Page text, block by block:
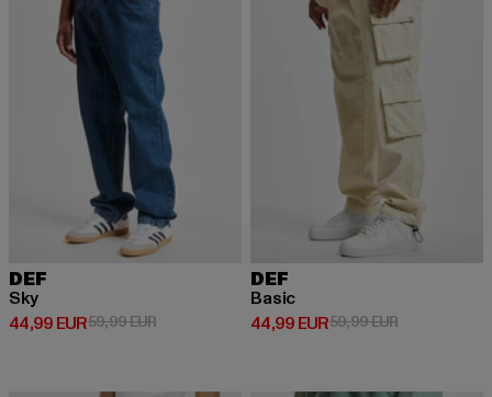
DEF
Sky
44,99 EUR
Derzeitiger Preis: 44,99 EUR
59,99 EURAktionspreis: 59,99 EUR
DEF
Basic
44,99 EUR
Derzeitiger Preis: 44,99 EUR
59,99 EURAktionspreis: